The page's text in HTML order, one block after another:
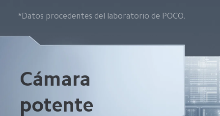
*Datos procedentes del laboratorio de POCO.
Cámara
potente